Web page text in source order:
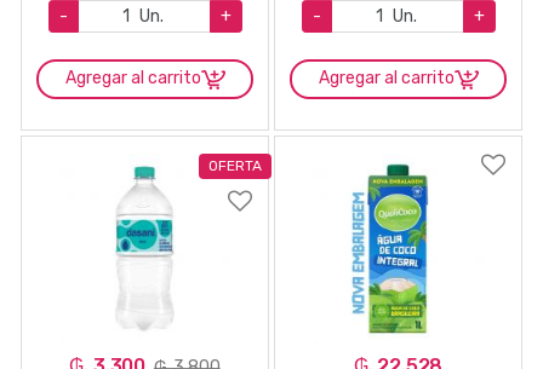
-
Un. +
Agregar al carrito
ML
- Un. +
Agregar al carrito
OFERTA